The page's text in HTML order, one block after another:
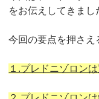
をお伝えしてきまし
今回の要点を押さえ
１.プレドニゾロン